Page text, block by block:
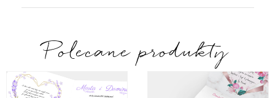
Polecane produkty